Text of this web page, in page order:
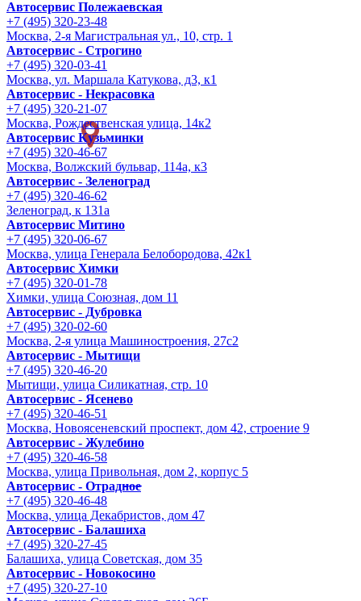
Автосервис Полежаевская
+7 (495) 320-23-48
Москва, 2-я Магистральная ул., 10, стр. 1
Автосервис - Строгино
+7 (495) 320-03-41
Москва, ул. Маршала Катукова, д3, к1
Автосервис - Некрасовка
+7 (495) 320-21-07
Москва, Рождественская улица, 14к2
Автосервис Кузьминки
+7 (495) 320-46-67
Москва, Волжский бульвар, 114а, к3
Автосервис - Зеленоград
+7 (495) 320-46-62
Зеленоград, к 131а
Автосервис Митино
+7 (495) 320-06-67
Москва, улица Генерала Белобородова, 42к1
Автосервис Химки
+7 (495) 320-01-78
Химки, улица Союзная, дом 11
Автосервис - Дубровка
+7 (495) 320-02-60
Москва, 2-я улица Машиностроения, 27с2
Автосервис - Мытищи
+7 (495) 320-46-20
Мытищи, улица Силикатная, стр. 10
Автосервис - Ясенево
+7 (495) 320-46-51
Москва, Новоясеневский проспект, дом 42, строение 9
Автосервис - Жулебино
+7 (495) 320-46-58
Москва, улица Привольная, дом 2, корпус 5
Автосервис - Отрадное
+7 (495) 320-46-48
Москва, улица Декабристов, дом 47
Автосервис - Балашиха
+7 (495) 320-27-45
Балашиха, улица Советская, дом 35
Автосервис - Новокосино
+7 (495) 320-27-10